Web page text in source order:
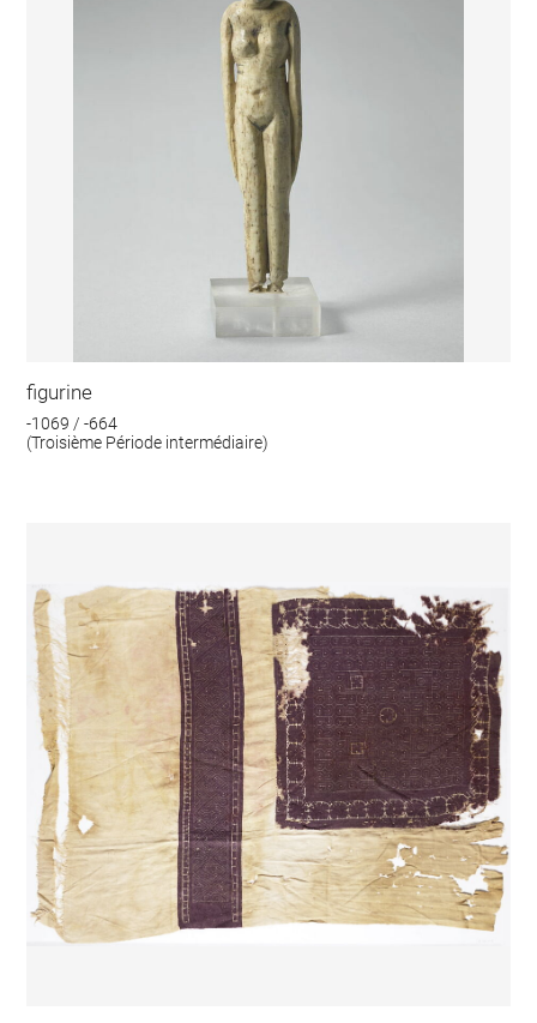
figurine
-1069 / -664
(Troisième Période intermédiaire)